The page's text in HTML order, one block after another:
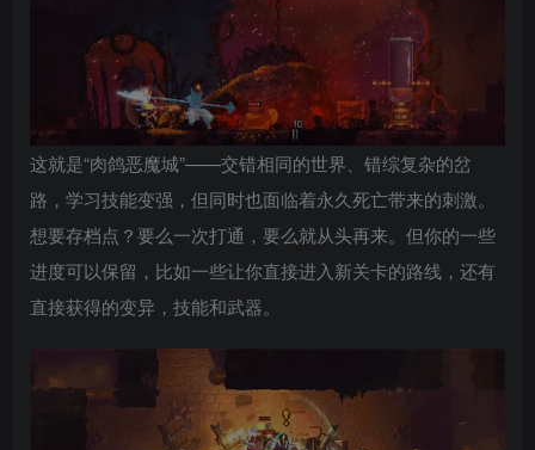
这就是“肉鸽恶魔城”——交错相同的世界、错综复杂的岔
路，学习技能变强，但同时也面临着永久死亡带来的刺激。
想要存档点？要么一次打通，要么就从头再来。但你的一些
进度可以保留，比如一些让你直接进入新关卡的路线，还有
直接获得的变异，技能和武器。